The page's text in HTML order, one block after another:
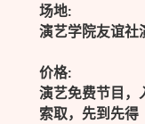
场地:
演艺学院友谊社
价格:
演艺免费节目，
索取，先到先得